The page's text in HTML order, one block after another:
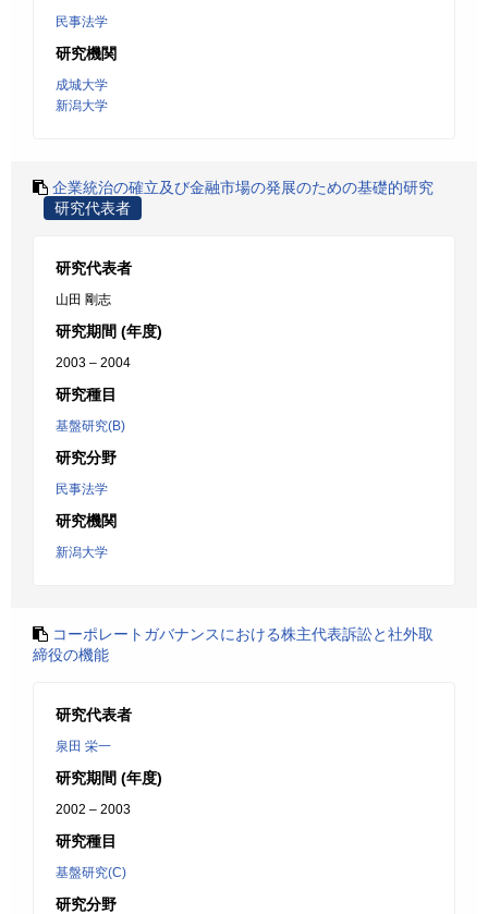
民事法学
研究機関
成城大学
新潟大学
企業統治の確立及び金融市場の発展のための基礎的研究
研究代表者
研究代表者
山田 剛志
研究期間 (年度)
2003 – 2004
研究種目
基盤研究(B)
研究分野
民事法学
研究機関
新潟大学
コーポレートガバナンスにおける株主代表訴訟と社外取
締役の機能
研究代表者
泉田 栄一
研究期間 (年度)
2002 – 2003
研究種目
基盤研究(C)
研究分野